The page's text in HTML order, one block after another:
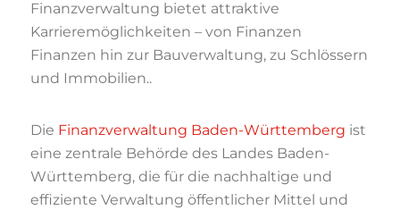
Finanzverwaltung bietet attraktive
Karrieremöglichkeiten – von Finanzen
Finanzen hin zur Bauverwaltung, zu Schlössern
und Immobilien..
Die Finanzverwaltung Baden-Württemberg ist
eine zentrale Behörde des Landes Baden-
Württemberg, die für die nachhaltige und
effiziente Verwaltung öffentlicher Mittel und